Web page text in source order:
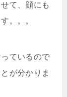
て、顔にも
。。。
ているので
が分かりま